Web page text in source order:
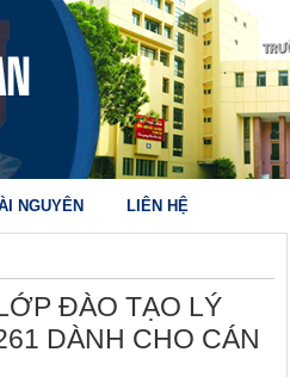
NGUYÊN LIÊN HỆ
ĐÀO TẠO LÝ
DÀNH CHO CÁN